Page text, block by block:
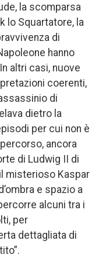
la scomparsa
lo Squartatore, la
di
hanno
altri casi, nuove
coerenti,
di
dietro la
per cui non è
ancora
di Ludwig II di
misterioso Kaspar
e spazio a
alcuni tra i
per
dettagliata di